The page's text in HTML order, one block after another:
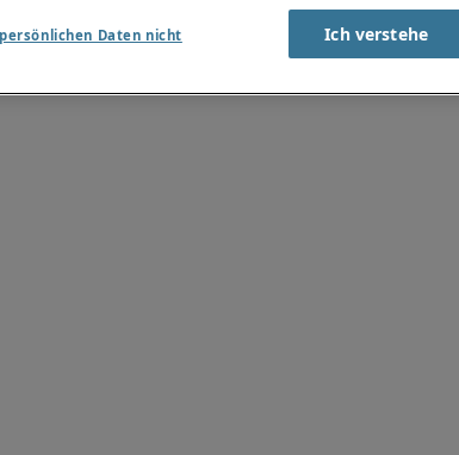
Daten nicht Ich verstehe